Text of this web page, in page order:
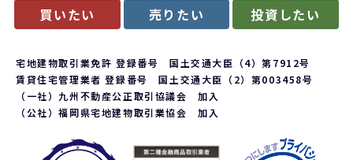
5. 開示等の請求について
応じております。ご請求される方は、当社「個人情報お客様相談
窓口」までお問い合わせください。
6. 個人情報を提供する事の任意性について
当社との契約、又は、提供しているサービスを行うことが出来
ない場合がございます。
買いたい 売りたい 投資したい
宅地建物取引業免許 登録番号 国土交通大臣（4）第7912号
賃貸住宅管理業者 登録番号 国土交通大臣（2）第003458号
（一社）九州不動産公正取引協議会 加入
（公社）福岡県宅地建物取引業協会 加入